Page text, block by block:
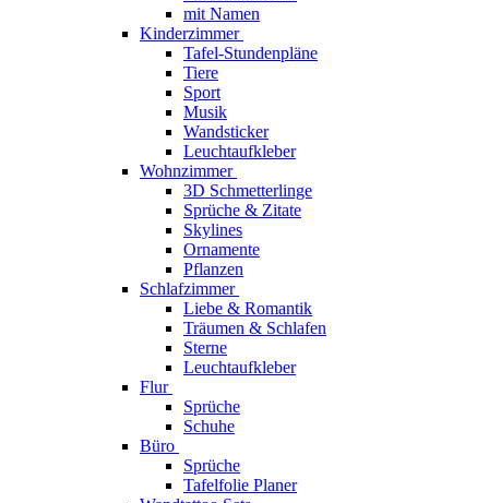
mit Namen
Kinderzimmer
Tafel-Stundenpläne
Tiere
Sport
Musik
Wandsticker
Leuchtaufkleber
Wohnzimmer
3D Schmetterlinge
Sprüche & Zitate
Skylines
Ornamente
Pflanzen
Schlafzimmer
Liebe & Romantik
Träumen & Schlafen
Sterne
Leuchtaufkleber
Flur
Sprüche
Schuhe
Büro
Sprüche
Tafelfolie Planer